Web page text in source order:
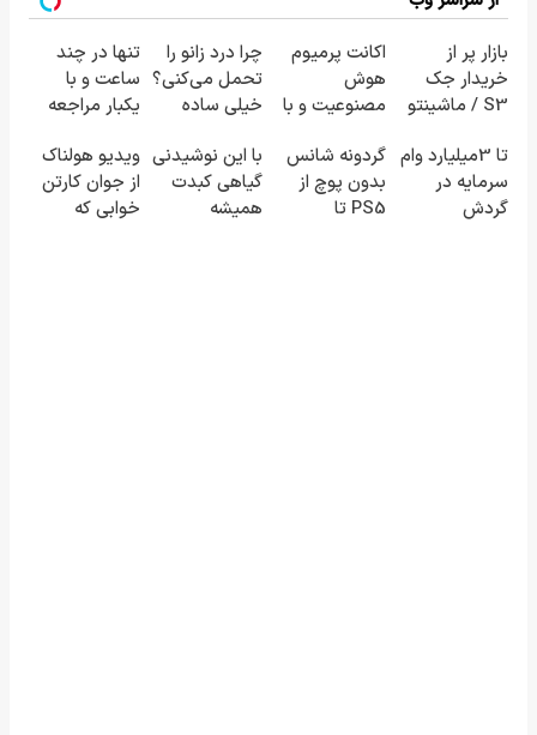
بازار پر از
خریدار جک
S3 / ماشینتو
بفروش
اکانت پرمیوم
هوش
مصنوعیت و با
دریافت تخفیف
👇👇
چرا درد زانو را
تحمل می‌کنی؟
خیلی ساده
درمانش کن
تنها در چند
ساعت و با
یکبار مراجعه
تا 3میلیارد وام
سرمایه در
گردش
گردونه شانس
بدون پوچ از
PS5 تا
با این نوشیدنی
گیاهی کبدت
همیشه
ویدیو هولناک
از جوان کارتن
خوابی که